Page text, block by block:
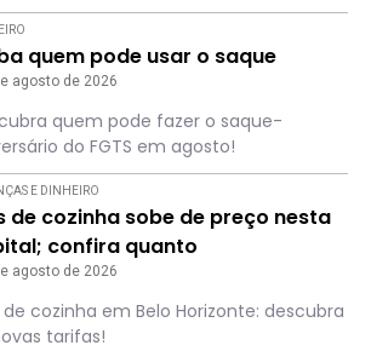
quem pode usar o saque
agosto de 2026
quem pode fazer o saque-
do FGTS em agosto!
E DINHEIRO
de cozinha sobe de preço nesta
confira quanto
agosto de 2026
de cozinha em Belo Horizonte: descubra
tarifas!